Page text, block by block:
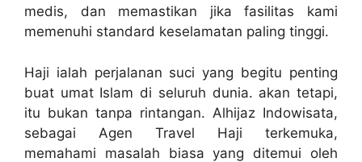
medis, dan memastikan jika fasilitas kami
memenuhi standard keselamatan paling tinggi.
Haji ialah perjalanan suci yang begitu penting
buat umat Islam di seluruh dunia. akan tetapi,
itu bukan tanpa rintangan. Alhijaz Indowisata,
sebagai Agen Travel Haji terkemuka,
memahami masalah biasa yang ditemui oleh